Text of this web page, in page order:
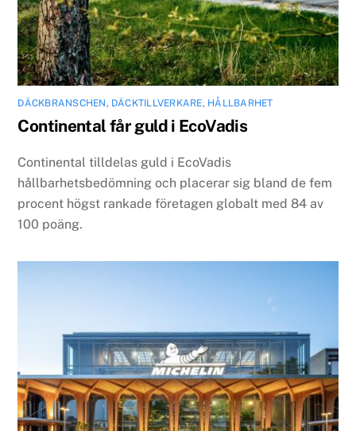
DÄCKBRANSCHEN, DÄCKTILLVERKARE, HÅLLBARHET
Continental får guld i EcoVadis
Continental tilldelas guld i EcoVadis
hållbarhetsbedömning och placerar sig bland de fem
procent högst rankade företagen globalt med 84 av
100 poäng.